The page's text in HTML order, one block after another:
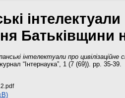
Батьківщини
інтелектуали про
“Інтернаука”, 1 (7 (69)). pp. 35-39.